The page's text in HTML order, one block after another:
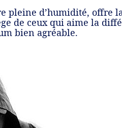
pleine d’humidité, offre
de ceux qui aime la
bien agréable.